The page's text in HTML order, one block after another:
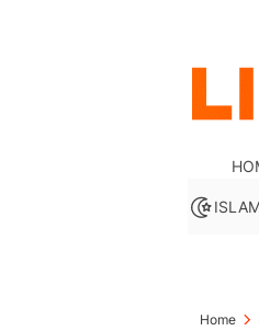
Home